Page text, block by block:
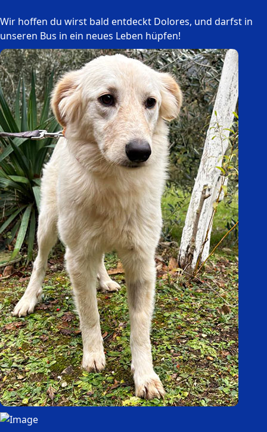
Wir hoffen du wirst bald entdeckt Dolores, und darfst in
unseren Bus in ein neues Leben hüpfen!